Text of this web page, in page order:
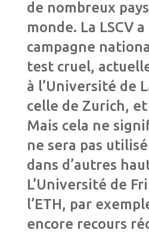
de nombreux
monde. La LSCV
campagne
test cruel,
à l’Université de
celle de Zurich, et
Mais cela ne
ne sera pas
dans d’autres
L’Université de
l’ETH, par
encore recours